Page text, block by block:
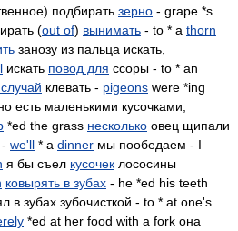
подбирать зерно - grape *s
(out of) вынимать - to * a thorn
занозу из пальца искать,
искать повод для ссоры - to * an
клевать - pigeons were *ing
есть маленькими кусочками;
*ed the grass несколько овец щипали
we'll * a dinner мы пообедаем - I
я бы съел кусочек лососины
ковырять в зубах - he *ed his teeth
в зубах зубочисткой - to * at one's
*ed at her food with a fork она